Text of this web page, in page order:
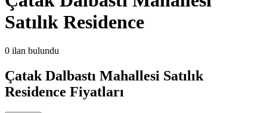
Satılık Residence
0 ilan bulundu
Çatak Dalbastı Mahallesi Satılık
Residence Fiyatları